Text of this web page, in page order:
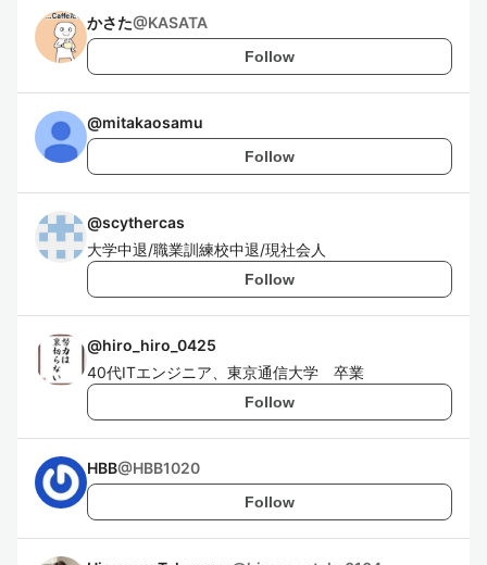
かさた@KASATA
Follow
@mitakaosamu
Follow
@scythercas
大学中退/職業訓練校中退/現社会人
Follow
@hiro_hiro_0425
40代ITエンジニア、東京通信大学 卒業
Follow
HBB@HBB1020
Follow